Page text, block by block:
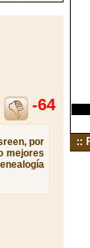
-64
por
mejores
::